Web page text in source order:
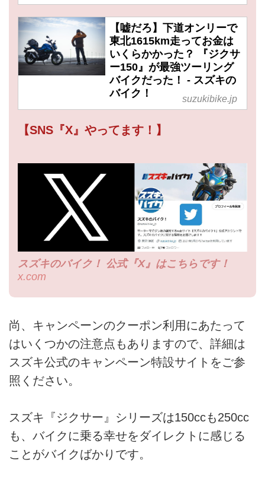
【嘘だろ】下道オンリーで
東北1615km走ってお金は
いくらかかった？ 『ジクサ
ー150』が最強ツーリング
バイクだった！ - スズキの
バイク！
suzukibike.jp
【SNS『X』やってます！】
スズキのバイク！ 公式『X』はこちらです！
x.com
尚、キャンペーンのクーポン利用にあたって
はいくつかの注意点もありますので、詳細は
スズキ公式のキャンペーン特設サイトをご参
照ください。
スズキ『ジクサー』シリーズは150ccも250cc
も、バイクに乗る幸せをダイレクトに感じる
ことがバイクばかりです。